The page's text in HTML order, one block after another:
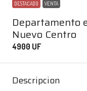
DESTACADO VENTA
Departamento
Nuevo Centro
4900 UF
Descripcion